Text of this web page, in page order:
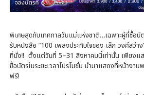
พิเศษสุดกับเทศกาลวันแม่แห่งชาติ…เฉพาะผู้ที่ซื้อบั
รับหนังสือ “100 เพลงประทับใจของ เล็ก วงศ์สว่
ที่นั่ง!! ตั้งแต่วันที่ 5–31 สิงหาคมนี้เท่านั้น เพียงแส
ซื้อบัตรในระยะเวลาโปรโมชั่น นำมาแสดงที่หน้างา
ฟรี!